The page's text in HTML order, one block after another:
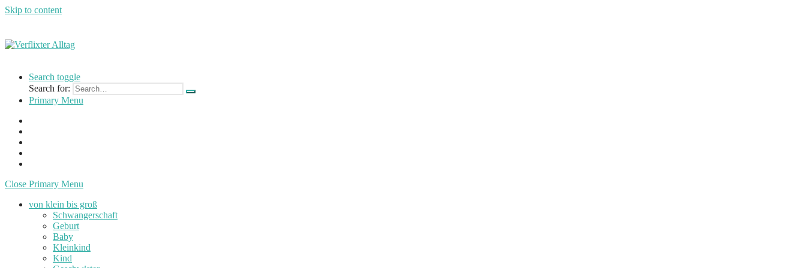
Skip to content
Alltag
einer
Mutter
Lehrerin
Search toggle
Search for:
Primary Menu
Close Primary Menu
von klein bis groß
Schwangerschaft
Geburt
Baby
Kleinkind
Kind